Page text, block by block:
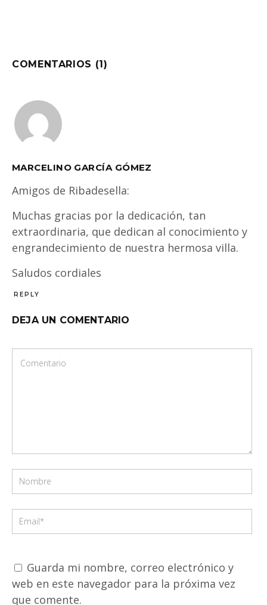
COMENTARIOS (1)
MARCELINO GARCÍA GÓMEZ
Amigos de Ribadesella:
Muchas gracias por la dedicación, tan
extraordinaria, que dedican al conocimiento y
engrandecimiento de nuestra hermosa villa.
Saludos cordiales
REPLY
DEJA UN COMENTARIO
Guarda mi nombre, correo electrónico y
web en este navegador para la próxima vez
que comente.